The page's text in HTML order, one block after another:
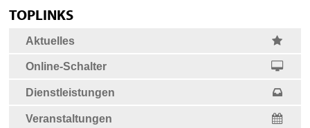
zum Seitananfang
Seite drucken
Sidebar
TOPLINKS
Aktuelles
Online-Schalter
Dienstleistungen
Veranstaltungen